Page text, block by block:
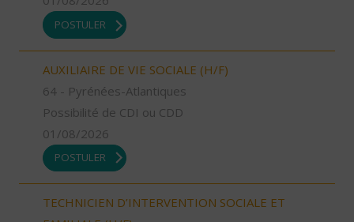
POSTULER
AUXILIAIRE DE VIE SOCIALE (H/F)
64 - Pyrénées-Atlantiques
Possibilité de CDI ou CDD
01/08/2026
POSTULER
TECHNICIEN D’INTERVENTION SOCIALE ET